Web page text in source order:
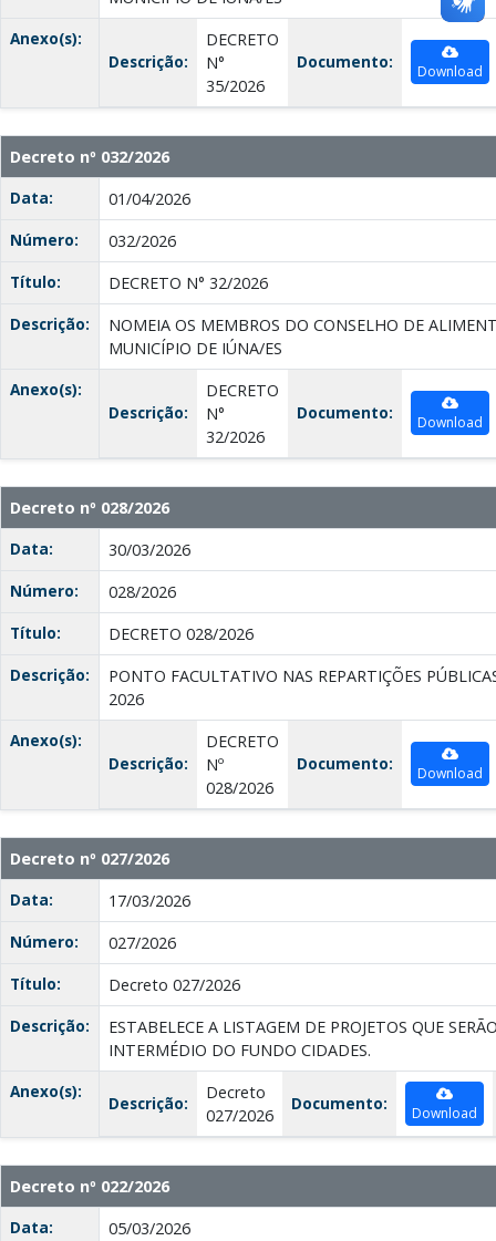
Anexo(s):
Descrição:
DECRETO
N°
35/2026
Documento: Download
Decreto nº 032/2026
Data:
01/04/2026
Número:
032/2026
Título:
DECRETO N° 32/2026
Descrição:
NOMEIA OS MEMBROS DO CONSELHO DE
MUNICÍPIO DE IÚNA/ES
Anexo(s):
Descrição:
DECRETO
N°
32/2026
Documento: Download
Decreto nº 028/2026
Data:
30/03/2026
Número:
028/2026
Título:
DECRETO 028/2026
Descrição:
PONTO FACULTATIVO NAS REPARTIÇÕES
2026
Anexo(s):
Descrição:
DECRETO
Nº
028/2026
Documento: Download
Decreto nº 027/2026
Data:
17/03/2026
Número:
027/2026
Título:
Decreto 027/2026
Descrição:
ESTABELECE A LISTAGEM DE PROJETOS QUE
INTERMÉDIO DO FUNDO CIDADES.
Anexo(s):
Descrição:
Decreto
027/2026
Documento: Download
Decreto nº 022/2026
Data:
05/03/2026